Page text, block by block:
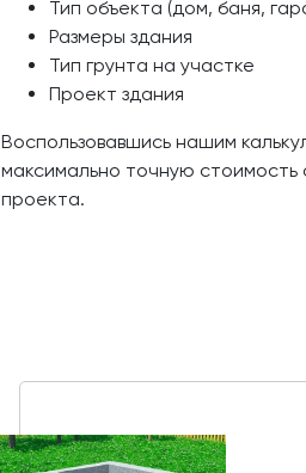
Тип объекта (дом, баня,
Размеры здания
Тип грунта на участке
Проект здания
Воспользовавшись нашим
максимально точную
проекта.